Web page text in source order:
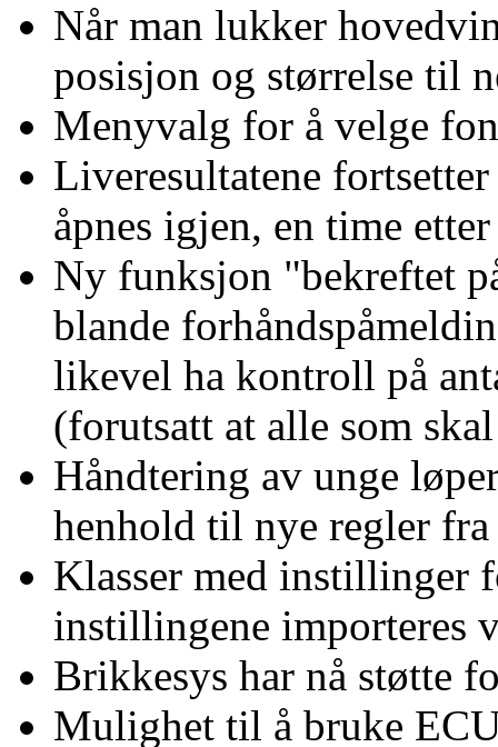
Når man lukker
posisjon og størrelse til
Menyvalg for å velge
Liveresultatene
åpnes igjen, en time
Ny funksjon "bekreftet
blande
likevel ha kontroll på
(forutsatt at alle som
Håndtering av unge
henhold til nye regler
Klasser med instillinger
instillingene importeres
Brikkesys har nå støtte
Mulighet til å bruke